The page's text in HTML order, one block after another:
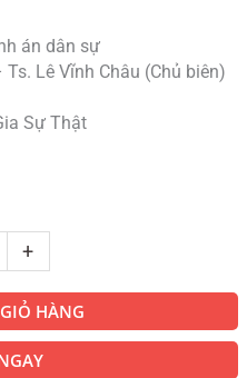
án dân sự
Lê Vĩnh Châu (Chủ biên)
Sự Thật
+
HÀNG